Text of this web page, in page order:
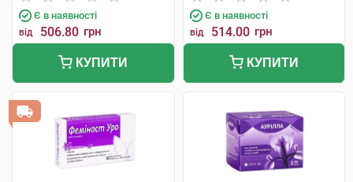
Є в наявності
від 506.80 грн
КУПИТИ
Є в наявності
від 514.00 грн
КУПИТИ